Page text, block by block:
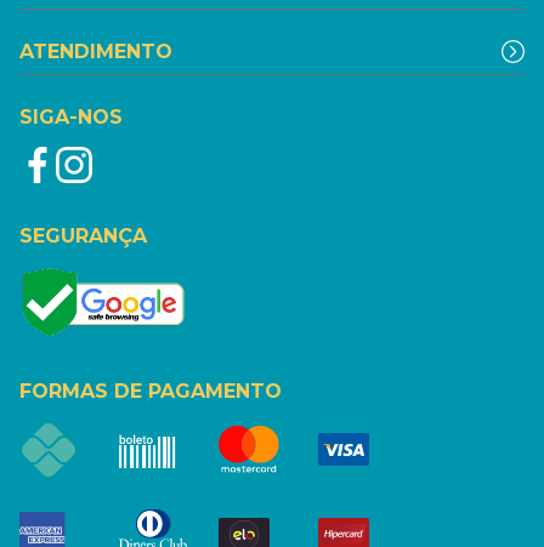
ATENDIMENTO
SIGA-NOS
SEGURANÇA
FORMAS DE PAGAMENTO